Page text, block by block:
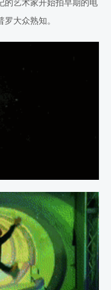
的艺术家开始拍早期的电
大众熟知。